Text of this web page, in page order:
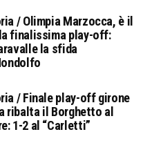
/ Olimpia Marzocca, è il
finalissima play-off:
la sfida
/ Finale play-off girone
ribalta il Borghetto al
1-2 al “Carletti”